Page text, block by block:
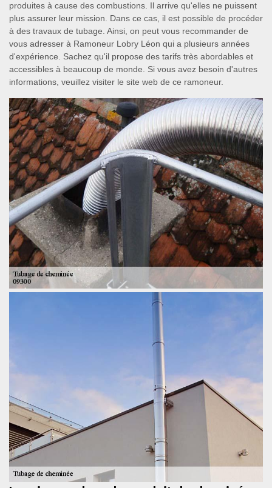
produites à cause des combustions. Il arrive qu'elles ne puissent
plus assurer leur mission. Dans ce cas, il est possible de procéder
à des travaux de tubage. Ainsi, on peut vous recommander de
vous adresser à Ramoneur Lobry Léon qui a plusieurs années
d'expérience. Sachez qu'il propose des tarifs très abordables et
accessibles à beaucoup de monde. Si vous avez besoin d'autres
informations, veuillez visiter le site web de ce ramoneur.